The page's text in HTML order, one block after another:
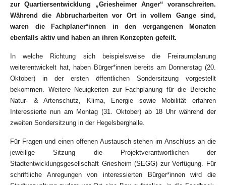
zur Quartiersentwicklung „Griesheimer Anger“ voranschreiten.
Während die Abbrucharbeiten vor Ort in vollem Gange sind,
waren die Fachplaner*innen in den vergangenen Monaten
ebenfalls aktiv und haben an ihren Konzepten gefeilt.
In welche Richtung sich beispielsweise die Freiraumplanung
weiterentwickelt hat, haben Bürger*innen bereits am Donnerstag (20.
Oktober) in der ersten öffentlichen Sondersitzung vorgestellt
bekommen. Weitere Neuigkeiten zur Fachplanung für die Bereiche
Natur- & Artenschutz, Klima, Energie sowie Mobilität erfahren
Interessierte nun am Montag (31. Oktober) ab 18 Uhr während der
zweiten Sondersitzung in der Hegelsberghalle.
Für Fragen und einen offenen Austausch stehen im Anschluss an die
jeweilige Sitzung die Projektverantwortlichen der
Stadtentwicklungsgesellschaft Griesheim (SEGG) zur Verfügung. Für
schriftliche Anregungen von interessierten Bürger*innen wird die